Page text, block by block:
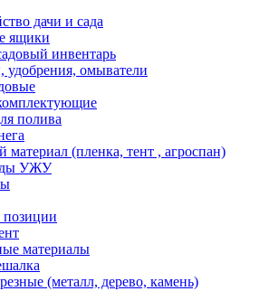
дачи и сада
ящики
инвентарь
удобрения, омыватели
полива
материал (пленка, тент , агроспан)
УЖУ
позиции
материалы
(металл, дерево, камень)